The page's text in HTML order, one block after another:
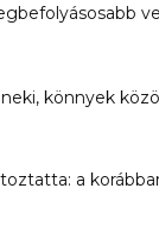
könnyek
a